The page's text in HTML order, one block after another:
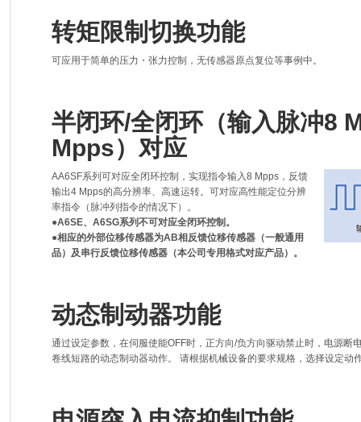
转矩限制切换功能
可应用于简单的压力・张力控制，无传感器原点复位等事例中。
半闭环/全闭环（输入脉冲8
Mpps）对应
AA6SF系列可对应全闭环控制，实现指令输入8 Mpps，反馈
输出4 Mpps的高分辨率、高速运转。可对应高性能定位分辨
率指令（脉冲列指令的情况下）。
●A6SE、A6SG系列不可对应全闭环控制。
●相应的外部位移传感器为AB相反馈位移传感器（一般通用
品）及串行反馈位移传感器（本公司专用格式对应产品）。
动态制动器功能
通过设定参数，在伺服使能OFF时，正方向/负方向驱动禁止时，电源断
卷线短路的动态制动器动作。 请根据机械设备的要求规格，选择设定动